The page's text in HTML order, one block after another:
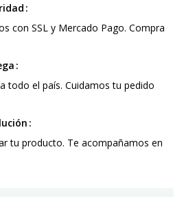
con SSL y Mercado Pago. Compra
todo el país. Cuidamos tu pedido
tu producto. Te acompañamos en